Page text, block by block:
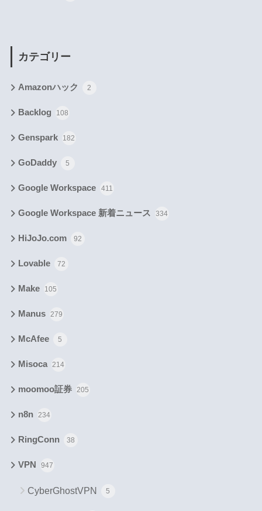
カテゴリー
Amazonハック 2
Backlog 108
Genspark 182
GoDaddy 5
Google Workspace 411
Google Workspace 新着ニュース 334
HiJoJo.com 92
Lovable 72
Make 105
Manus 279
McAfee 5
Misoca 214
moomoo証券 205
n8n 234
RingConn 38
VPN 947
CyberGhostVPN 5